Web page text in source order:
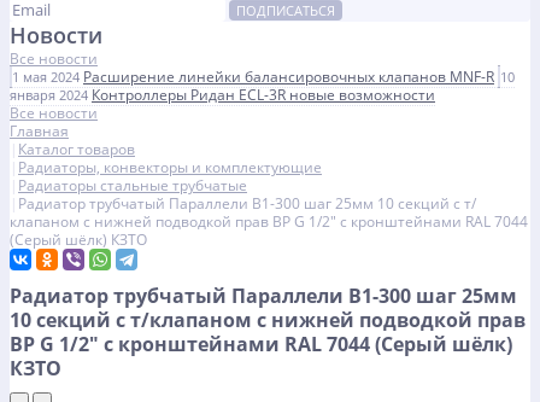
ПОДПИСАТЬСЯ
Новости
Все новости
1 мая 2024 Расширение линейки балансировочных клапанов MNF-R 10
января 2024 Контроллеры Ридан ECL-3R новые возможности
Все новости
Главная
Каталог товаров
Радиаторы, конвекторы и комплектующие
Радиаторы стальные трубчатые
Радиатор трубчатый Параллели В1-300 шаг 25мм 10 секций с т/
клапаном с нижней подводкой прав ВР G 1/2" с кронштейнами RAL 7044
(Серый шёлк) КЗТО
Радиатор трубчатый Параллели В1-300 шаг 25мм
10 секций с т/клапаном с нижней подводкой прав
ВР G 1/2" с кронштейнами RAL 7044 (Серый шёлк)
КЗТО